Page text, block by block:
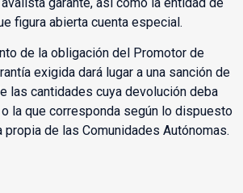
figura abierta cuenta especial.
de la obligación del Promotor de
exigida dará lugar a una sanción de
las cantidades cuya devolución deba
la que corresponda según lo dispuesto
propia de las Comunidades Autónomas.